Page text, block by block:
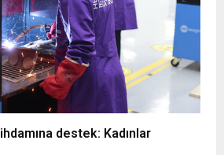
destek: Kadınlar